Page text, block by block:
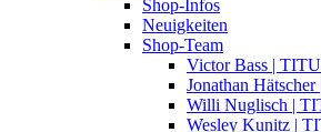
Shop-Infos
Neuigkeiten
Shop-Team
Victor Bass |
Jonathan
Willi Nuglisch |
Wesley Kunitz |